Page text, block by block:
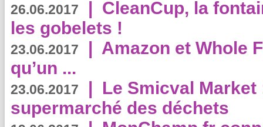
26.06.2017 | CleanCup, la
les gobelets !
23.06.2017 | Amazon et Whole
qu’un ...
23.06.2017 | Le Smicval
supermarché des déchets